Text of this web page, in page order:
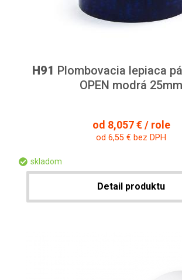
H91 Plombovacia lepiaca
OPEN modrá 25mm
od 8,057 € / role
od 6,55 € bez DPH
skladom
Detail produktu